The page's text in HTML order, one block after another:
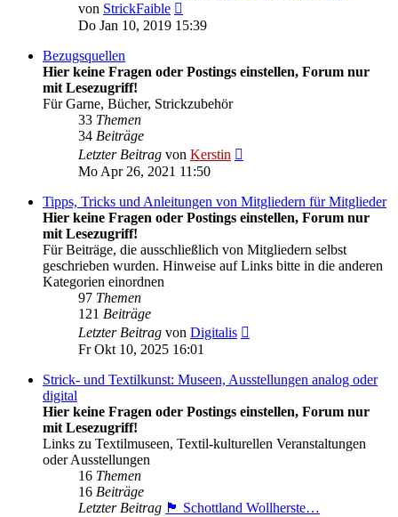
von StrickFaible
Beitrag
Do Jan 10, 2019 15:39
Bezugsquellen
Hier keine Fragen oder Postings einstellen, Forum nur
mit Lesezugriff!
Für Garne, Bücher, Strickzubehör
33 Themen
34 Beiträge
Letzter Beitrag von Kerstin
Mo Apr 26, 2021 11:50
Tipps, Tricks und Anleitungen von Mitgliedern für Mitglieder
Hier keine Fragen oder Postings einstellen, Forum nur
mit Lesezugriff!
Für Beiträge, die ausschließlich von Mitgliedern selbst
geschrieben wurden. Hinweise auf Links bitte in die anderen
Kategorien einordnen
97 Themen
121 Beiträge
Letzter Beitrag von Digitalis
Fr Okt 10, 2025 16:01
Strick- und Textilkunst: Museen, Ausstellungen analog oder
digital
Hier keine Fragen oder Postings einstellen, Forum nur
mit Lesezugriff!
Links zu Textilmuseen, Textil-kulturellen Veranstaltungen
oder Ausstellungen
16 Themen
16 Beiträge
Letzter Beitrag 🏴󠁧󠁢󠁳󠁣󠁴󠁿 Schottland Wollherste…